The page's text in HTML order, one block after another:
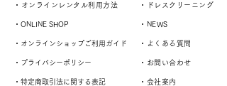
・オンラインレンタル利用方法
・ONLINE SHOP
・オンラインショップご利用ガイド
・プライバシーポリシー
・特定商取引法に関する表記
・ドレスクリーニング
・NEWS
・よくある質問
・お問い合わせ
・会社案内